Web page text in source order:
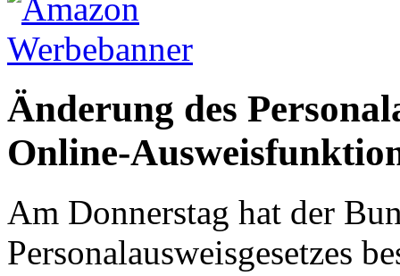
Änderung des
Online-
Am Donnerstag hat der
Personalausweisgesetzes